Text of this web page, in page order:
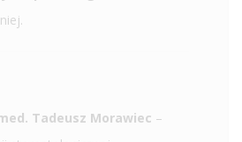
Tadeusz Morawiec –